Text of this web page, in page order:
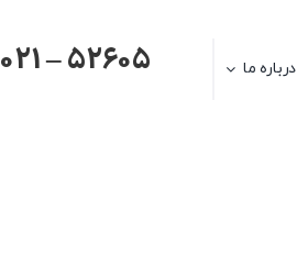
درباره ما 021 – 52605